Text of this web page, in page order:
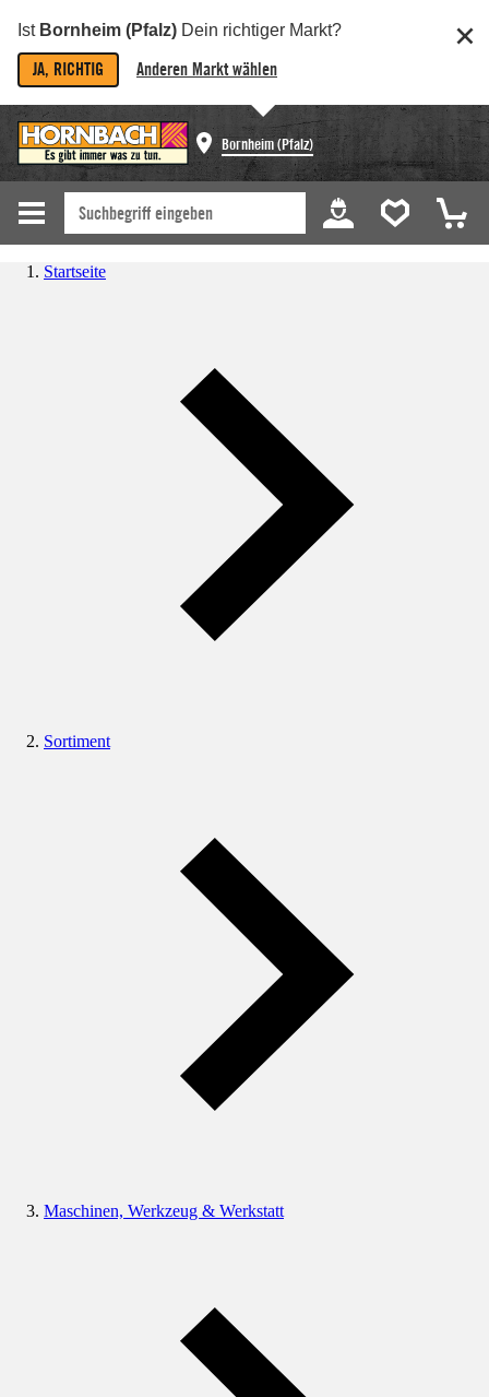
Ist Bornheim (Pfalz) Dein richtiger Markt?
JA, RICHTIG Anderen Markt wählen
Bornheim (Pfalz)
Startseite
Sortiment
Maschinen, Werkzeug & Werkstatt